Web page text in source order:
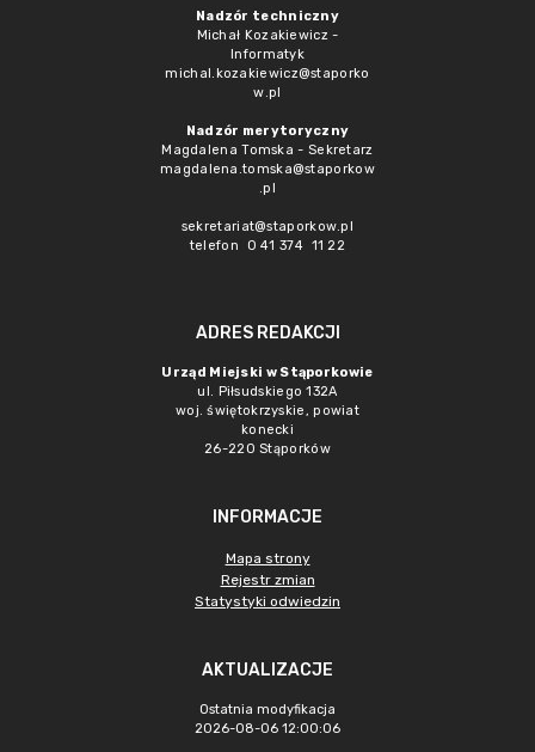
Nadzór techniczny
Michał Kozakiewicz -
Informatyk
michal.kozakiewicz@staporko
w.pl
Nadzór merytoryczny
Magdalena Tomska - Sekretarz
magdalena.tomska@staporkow
.pl
sekretariat@staporkow.pl
telefon 0 41 374 11 22
ADRES REDAKCJI
Urząd Miejski w Stąporkowie
ul. Piłsudskiego 132A
woj. świętokrzyskie, powiat
konecki
26-220 Stąporków
INFORMACJE
Mapa strony
Rejestr zmian
Statystyki odwiedzin
AKTUALIZACJE
Ostatnia modyfikacja
2026-08-06 12:00:06